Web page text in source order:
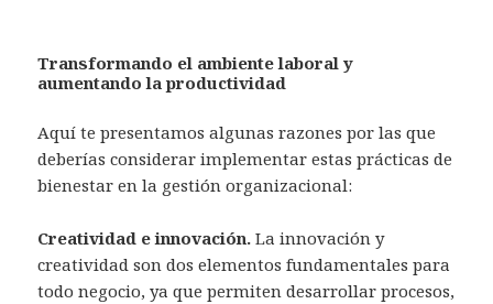
Transformando el ambiente laboral y
aumentando la productividad
Aquí te presentamos algunas razones por las que
deberías considerar implementar estas prácticas de
bienestar en la gestión organizacional:
Creatividad e innovación. La innovación y
creatividad son dos elementos fundamentales para
todo negocio, ya que permiten desarrollar procesos,